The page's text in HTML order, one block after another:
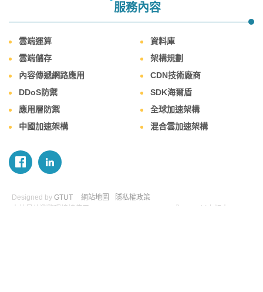
服務內容
雲端運算
資料庫
雲端儲存
架構規劃
內容傳遞網路應用
CDN技術廠商
DDoS防禦
SDK海爾盾
應用層防禦
全球加速架構
中國加速架構
混合雲加速架構
Designed by GTUT 網站地圖
隱私權政策
本站最佳瀏覽環境請使用 Google Chrome、Firefox 或 Edge 以上版本